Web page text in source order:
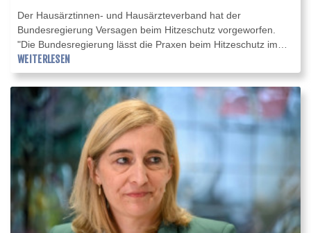
Der Hausärztinnen- und Hausärzteverband hat der
Bundesregierung Versagen beim Hitzeschutz vorgeworfen.
"Die Bundesregierung lässt die Praxen beim Hitzeschutz im
Stich", sagte die Verbandsvorsitzende Nicola Buhlinger-
Göpfarth den Zeitungen der Funke Mediengruppe vom
Samstag. "Den jahrelangen Ankündigungen, man werde das
Thema Hitzeschutz endlich priorisieren, sind keine Taten
WEITERLESEN